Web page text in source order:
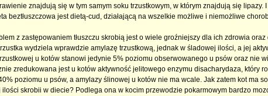
znajdują się w tym samym soku trzustkowym, w którym znajdują się lipazy.
beztłuszczowa jest dietą-cud, działającą na wszelkie możliwe i niemożliwe
z zastępowaniem tłuszczu skrobią jest o wiele groźniejszy dla ich zdrowia
wydziela wprawdzie amylazę trzustkową, jednak w śladowej ilości, a jej
u kotów stanowi jedynie 5% poziomu obserwowanego u psów oraz nie
zredukowana jest u kotów aktywność jelitowego enzymu disacharydaza, który
poziomu u psów, a amylazy ślinowej u kotów nie ma wcale. Jak zatem kot ma
skrobii w diecie? Podlega ona w kocim przewodzie pokarmowym bardzo